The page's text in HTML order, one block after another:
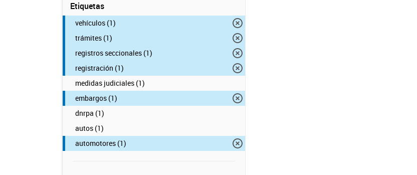
Etiquetas
vehículos (1)
trámites (1)
registros seccionales (1)
registración (1)
medidas judiciales (1)
embargos (1)
dnrpa (1)
autos (1)
automotores (1)